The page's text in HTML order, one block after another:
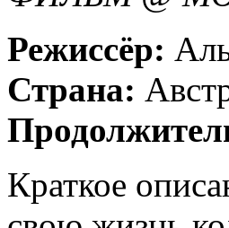
Режиссёр:
Страна:
Краткое